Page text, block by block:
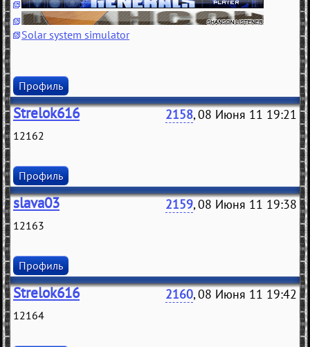
Solar system simulator
Профиль
Strelok616 2158, 08 Июня 11 19:21
12162
Профиль
slava03 2159, 08 Июня 11 19:38
12163
Профиль
Strelok616 2160, 08 Июня 11 19:42
12164